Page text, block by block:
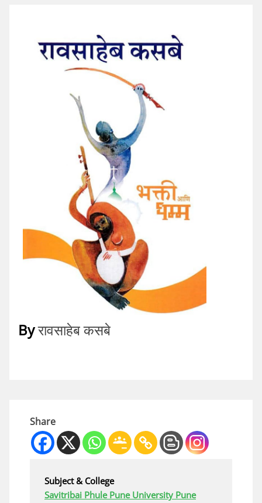
Byरावसाहेब कसबे
Share
Subject & College
Savitribai Phule Pune University Pune